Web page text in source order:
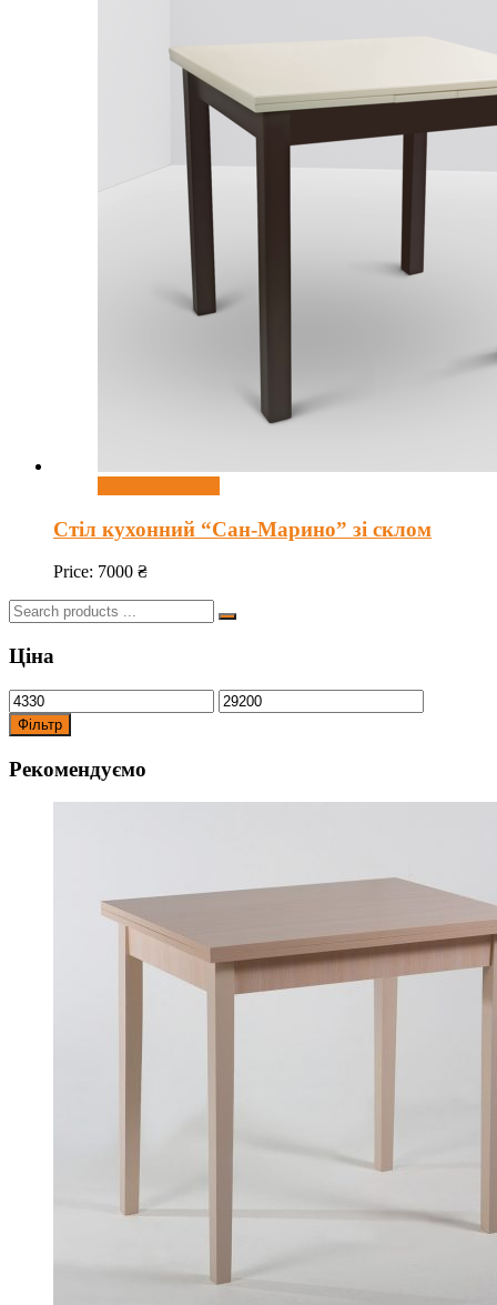
Стіл кухонний “Сан-Марино” зі склом
Price: 7000 ₴
Search
for:
Ціна
Фільтр
Рекомендуємо